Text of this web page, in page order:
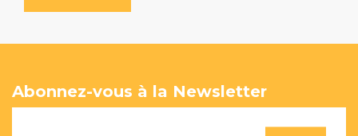
Abonnez-vous à la Newsletter